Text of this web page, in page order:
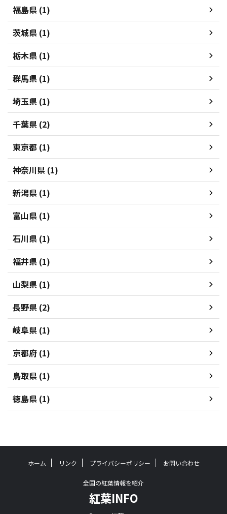
福島県 (1)
茨城県 (1)
栃木県 (1)
群馬県 (1)
埼玉県 (1)
千葉県 (2)
東京都 (1)
神奈川県 (1)
新潟県 (1)
富山県 (1)
石川県 (1)
福井県 (1)
山梨県 (1)
長野県 (2)
岐阜県 (1)
京都府 (1)
鳥取県 (1)
徳島県 (1)
ホーム リンク プライバシーポリシー お問い合わせ
全国の紅葉情報を紹介
紅葉INFO